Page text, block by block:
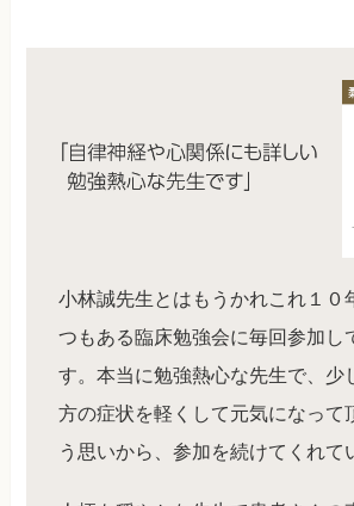
小林誠先生とはもうかれこれ１０
つもある臨床勉強会に毎回参加し
す。本当に勉強熱心な先生で、少
方の症状を軽くして元気になって
う思いから、参加を続けてくれて